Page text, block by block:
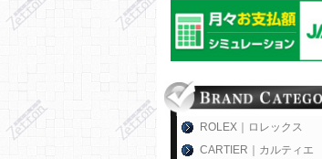
ROLEX｜ロレックス
CARTIER｜カルティエ